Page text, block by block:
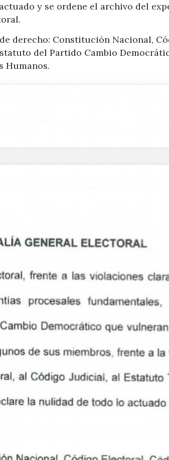
y se ordene el archivo del
derecho: Constitución Nacional,
del Partido Cambio
Humanos.